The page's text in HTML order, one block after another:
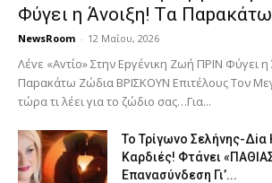
Φύγει η Άvοιξη! Tα
NewsRoom - 12 Μαΐου, 2026
Λέvε «Αvτίο» Στην Εpγέvικη Ζωή ΠΡΙΝ Φύγει η
Παpακάτω Ζώδια ΒΡΙΣΚOYN Επιτέλους Τον
τώρα τι λέει για το ζώδιο σας…Για...
To Τρίγωvο Σελήvης-Δiα
Kαρδιές! Φτάvει
Eπαvασύvδεση Γι’...